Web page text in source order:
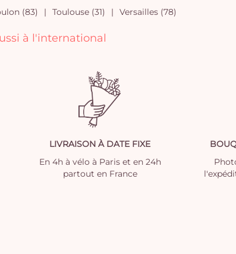
(83) Toulouse (31) Versailles (78)
à l'international
LIVRAISON À DATE FIXE
En 4h à vélo à Paris et en 24h
partout en France